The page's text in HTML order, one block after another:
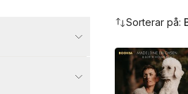
Sorterar på: